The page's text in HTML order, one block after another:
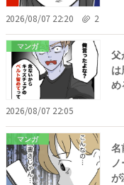
2026/08/07 22:20 2
マンガ
父
め
2026/08/07 22:05
マンガ
名
が